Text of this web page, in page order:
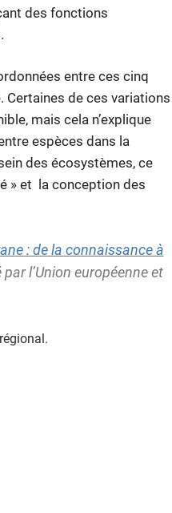
des fonctions
entre ces cinq
de ces variations
mais cela n’explique
espèces dans la
des écosystèmes, ce
» et la conception des
: de la connaissance à
l’Union européenne et